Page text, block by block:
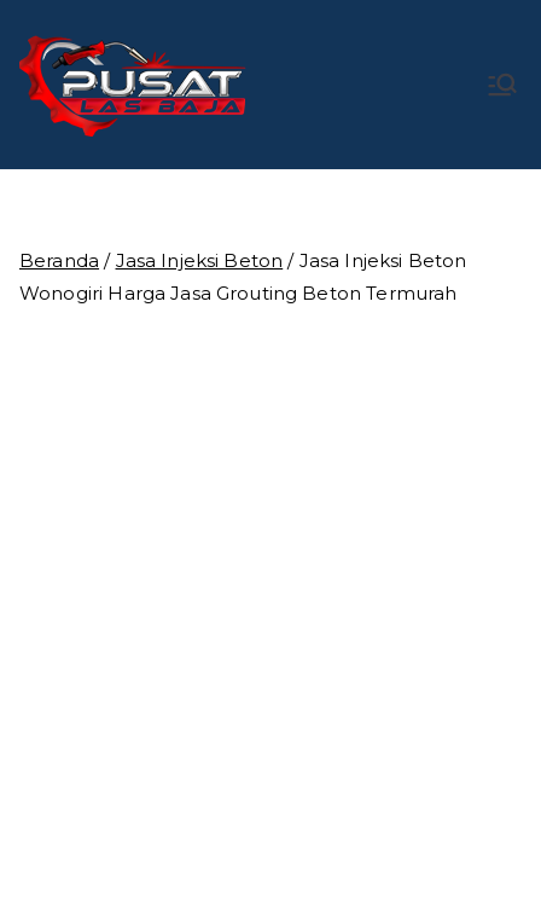
konten
Baja
Pusat Bengkel Las Profesional di Indonesia
Beranda / Jasa Injeksi Beton / Jasa Injeksi Beton
Wonogiri Harga Jasa Grouting Beton Termurah